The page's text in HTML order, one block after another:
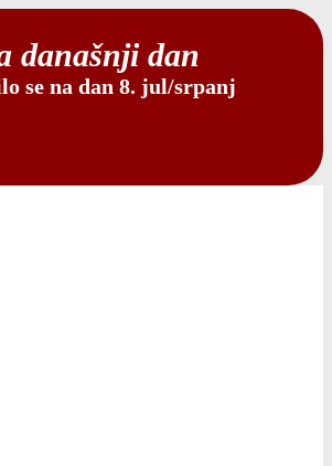
današnji dan
se na dan 8. jul/srpanj